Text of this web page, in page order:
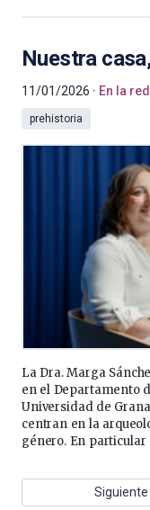
Nuestra
11/01/2026 En la red
prehistoria
La Dra. Marga
en el Departamento
Universidad de
centran en la
género. En particular
Siguiente